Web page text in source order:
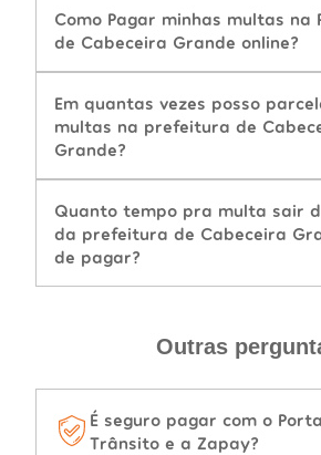
Como Pagar minhas multas na
de Cabeceira Grande online?
Em quantas vezes posso
multas na prefeitura de
Grande?
Quanto tempo pra multa sair
da prefeitura de Cabeceira
de pagar?
Outras
É seguro pagar com o
Trânsito e a Zapay?